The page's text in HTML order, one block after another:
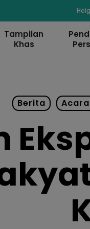
Tampilan
Khas
Berita